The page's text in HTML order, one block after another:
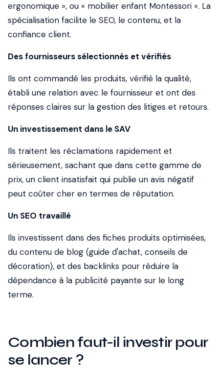
ergonomique », ou « mobilier enfant Montessori ». La
spécialisation facilite le SEO, le contenu, et la
confiance client.
Des fournisseurs sélectionnés et vérifiés
Ils ont commandé les produits, vérifié la qualité,
établi une relation avec le fournisseur et ont des
réponses claires sur la gestion des litiges et retours.
Un investissement dans le SAV
Ils traitent les réclamations rapidement et
sérieusement, sachant que dans cette gamme de
prix, un client insatisfait qui publie un avis négatif
peut coûter cher en termes de réputation.
Un SEO travaillé
Ils investissent dans des fiches produits optimisées,
du contenu de blog (guide d'achat, conseils de
décoration), et des backlinks pour réduire la
dépendance à la publicité payante sur le long
terme.
Combien faut-il investir pour
se lancer ?